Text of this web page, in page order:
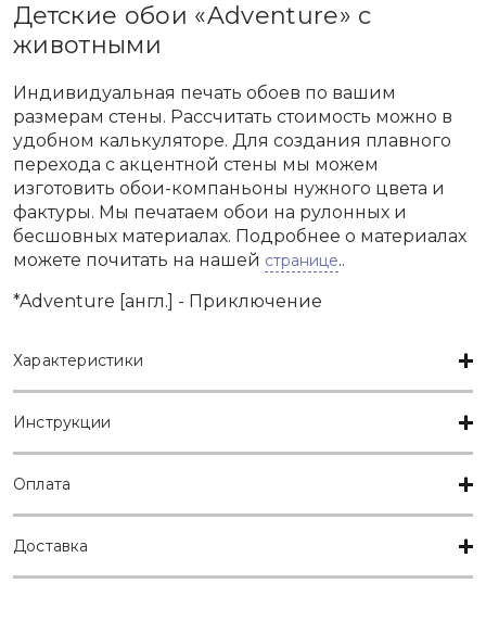
Детские обои «Adventure» с
животными
Индивидуальная печать обоев по вашим
размерам стены. Рассчитать стоимость можно в
удобном калькуляторе. Для создания плавного
перехода с акцентной стены мы можем
изготовить обои-компаньоны нужного цвета и
фактуры. Мы печатаем обои на рулонных и
бесшовных материалах. Подробнее о материалах
можете почитать на нашей странице..
*Adventure [англ.] - Приключение
Характеристики
Инструкции
Оплата
Доставка